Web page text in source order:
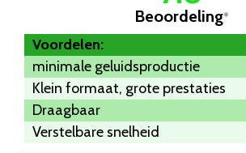
Beoordeling*
Voordelen:
minimale geluidsproductie
Klein formaat, grote prestaties
Draagbaar
Verstelbare snelheid